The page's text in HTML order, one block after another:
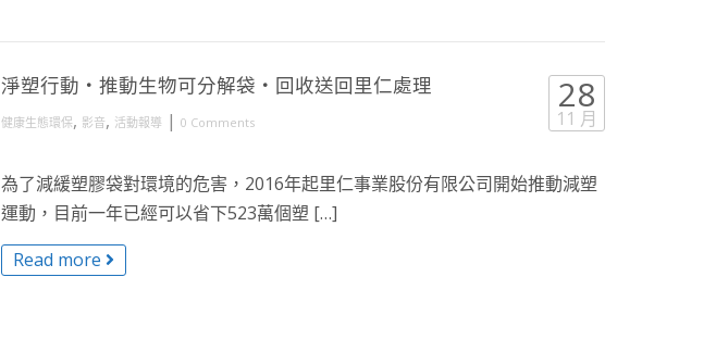
淨塑行動・推動生物可分解袋・回收送回里仁處理
健康生態環保, 影音, 活動報導 | 0 Comments
28
11 月
為了減緩塑膠袋對環境的危害，2016年起里仁事業股份有限公司開始推動減塑
運動，目前一年已經可以省下523萬個塑 […]
Read more